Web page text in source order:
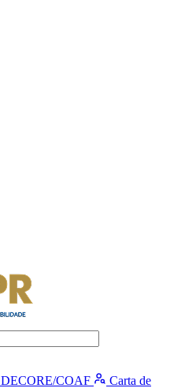
DECORE/COAF
Carta de